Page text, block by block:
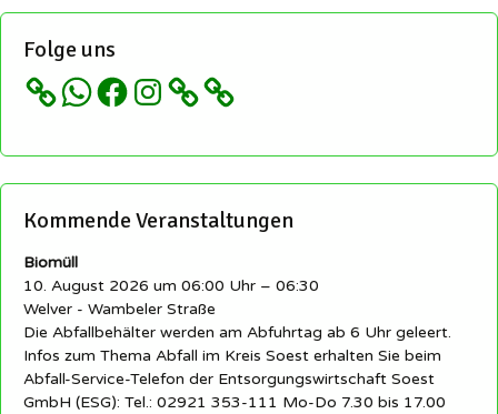
Folge uns
WhatsApp
FacebookInstagram
Kommende Veranstaltungen
Biomüll
10. August 2026 um 06:00 Uhr – 06:30
Welver - Wambeler Straße
Die Abfallbehälter werden am Abfuhrtag ab 6 Uhr geleert.
Infos zum Thema Abfall im Kreis Soest erhalten Sie beim
Abfall-Service-Telefon der Entsorgungswirtschaft Soest
GmbH (ESG): Tel.: 02921 353-111 Mo-Do 7.30 bis 17.00